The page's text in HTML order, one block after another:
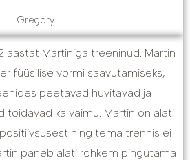
Gregory
aastat Martiniga treeninud. Martin
füüsilise vormi saavutamiseks,
peetavad huvitavad ja
toidavad ka vaimu. Martin on alati
ning tema trennis ei
paneb alati rohkem pingutama